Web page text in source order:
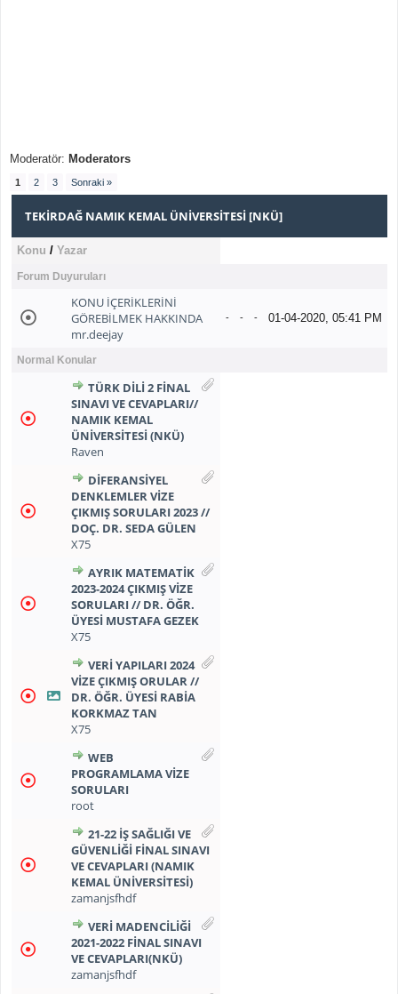
Moderatör: Moderators
1 2 3 Sonraki »
TEKIRDAĞ NAMIK KEMAL ÜNIVERSITESI [NKÜ]
Konu / Yazar
Forum Duyuruları
KONU İÇERİKLERİNİ
GÖREBİLMEK HAKKINDA
mr.deejay
- - - 01-04-2020, 05:41 PM
Normal Konular
TÜRK DİLİ 2 FİNAL
SINAVI VE CEVAPLARI//
NAMIK KEMAL
ÜNİVERSİTESİ (NKÜ)
Raven
DİFERANSİYEL
DENKLEMLER VİZE
ÇIKMIŞ SORULARI 2023 //
DOÇ. DR. SEDA GÜLEN
X75
AYRIK MATEMATİK
2023-2024 ÇIKMIŞ VİZE
SORULARI // DR. ÖĞR.
ÜYESI MUSTAFA GEZEK
X75
VERİ YAPILARI 2024
VİZE ÇIKMIŞ ORULAR //
DR. ÖĞR. ÜYESI RABİA
KORKMAZ TAN
X75
WEB
PROGRAMLAMA VIZE
SORULARI
root
21-22 İŞ SAĞLIĞI VE
GÜVENLIĞI FINAL SINAVI
VE CEVAPLARI (NAMIK
KEMAL ÜNIVERSITESI)
zamanjsfhdf
VERI MADENCILIĞI
2021-2022 FINAL SINAVI
VE CEVAPLARI(NKÜ)
zamanjsfhdf